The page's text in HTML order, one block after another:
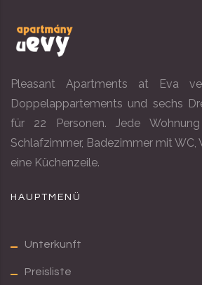
Pleasant Apartments at Eva
Doppelappartements und sechs
für 22 Personen. Jede
Schlafzimmer, Badezimmer mit WC,
eine Küchenzeile.
HAUPTMENÜ
Unterkunft
Preisliste